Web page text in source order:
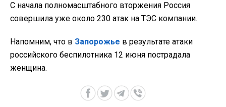
С начала полномасштабного вторжения Россия
совершила уже около 230 атак на ТЭС компании.
Напомним, что в Запорожье в результате атаки
российского беспилотника 12 июня пострадала
женщина.